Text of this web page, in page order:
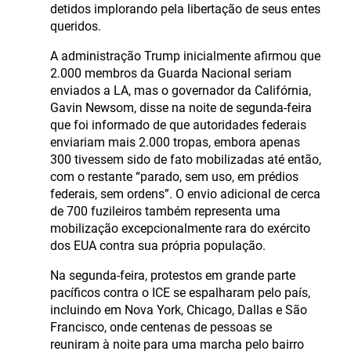
detidos implorando pela libertação de seus entes
queridos.
A administração Trump inicialmente afirmou que
2.000 membros da Guarda Nacional seriam
enviados a LA, mas o governador da Califórnia,
Gavin Newsom, disse na noite de segunda-feira
que foi informado de que autoridades federais
enviariam mais 2.000 tropas, embora apenas
300 tivessem sido de fato mobilizadas até então,
com o restante “parado, sem uso, em prédios
federais, sem ordens”. O envio adicional de cerca
de 700 fuzileiros também representa uma
mobilização excepcionalmente rara do exército
dos EUA contra sua própria população.
Na segunda-feira, protestos em grande parte
pacíficos contra o ICE se espalharam pelo país,
incluindo em Nova York, Chicago, Dallas e São
Francisco, onde centenas de pessoas se
reuniram à noite para uma marcha pelo bairro